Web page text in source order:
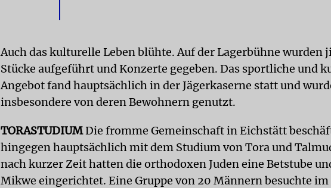
Auch das kulturelle Leben blühte. Auf der Lagerbühne wurden
Stücke aufgeführt und Konzerte gegeben. Das sportliche und
Angebot fand hauptsächlich in der Jägerkaserne statt und
insbesondere von deren Bewohnern genutzt.
TORASTUDIUMDie fromme Gemeinschaft in Eichstätt
hingegen hauptsächlich mit dem Studium von Tora und
nach kurzer Zeit hatten die orthodoxen Juden eine Betstube
Mikwe eingerichtet. Eine Gruppe von 20 Männern besuchte